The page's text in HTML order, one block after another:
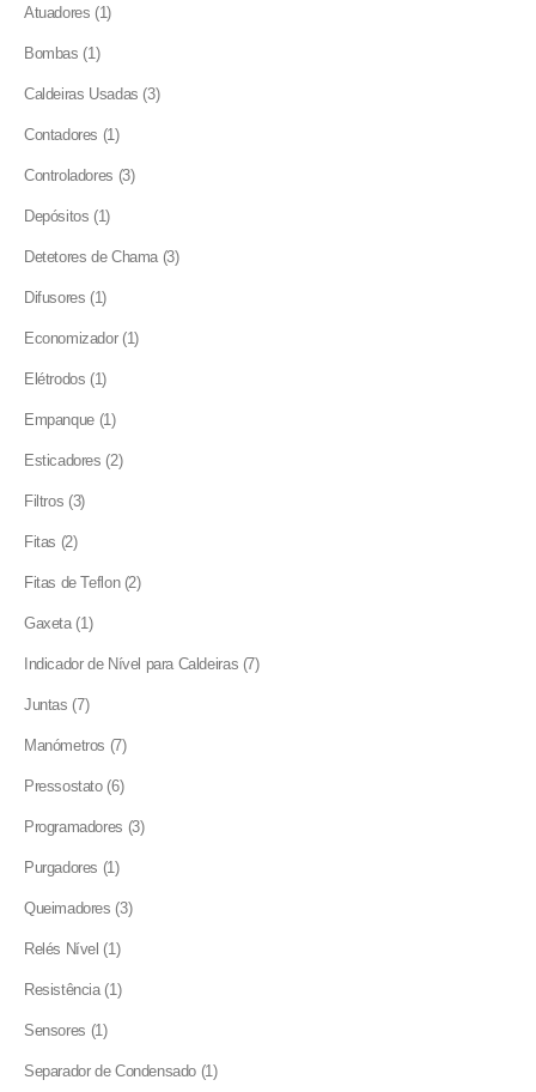
Atuadores 11
Bombas 11
Caldeiras Usadas 33
Contadores 11
Controladores 33
Depósitos 11
Detetores de Chama 33
Difusores 11
Economizador 11
Elétrodos 11
Empanque 11
Esticadores 22
Filtros 33
Fitas 22
Fitas de Teflon 22
Gaxeta 11
Indicador de Nível para Caldeiras 77
Juntas 77
Manómetros 77
Pressostato 66
Programadores 33
Purgadores 11
Queimadores 33
Relés Nível
11
Resistência 11
Sensores 11
Separador de Condensado 11